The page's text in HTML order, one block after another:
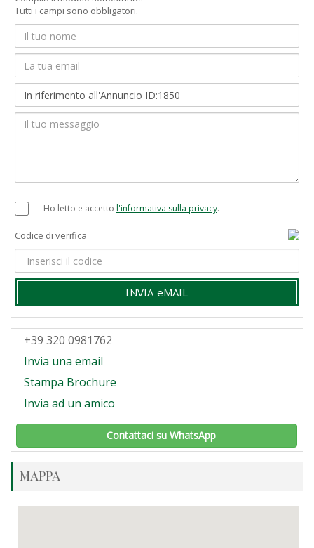
Tutti i campi sono obbligatori.
Ho letto e accetto l'informativa sulla privacy.
Codice di verifica
INVIA eMAIL
+39 320 0981762
Invia una email
Stampa Brochure
Invia ad un amico
Contattaci su WhatsApp
MAPPA